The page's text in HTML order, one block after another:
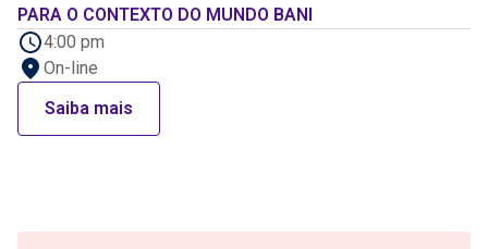
PARA O CONTEXTO DO MUNDO BANI
4:00 pm
On-line
Saiba mais